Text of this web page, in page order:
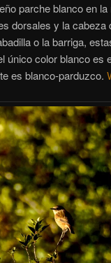
parche blanco en
dorsales y la cabeza
o la barriga,
único color blanco es
es blanco-parduzco.